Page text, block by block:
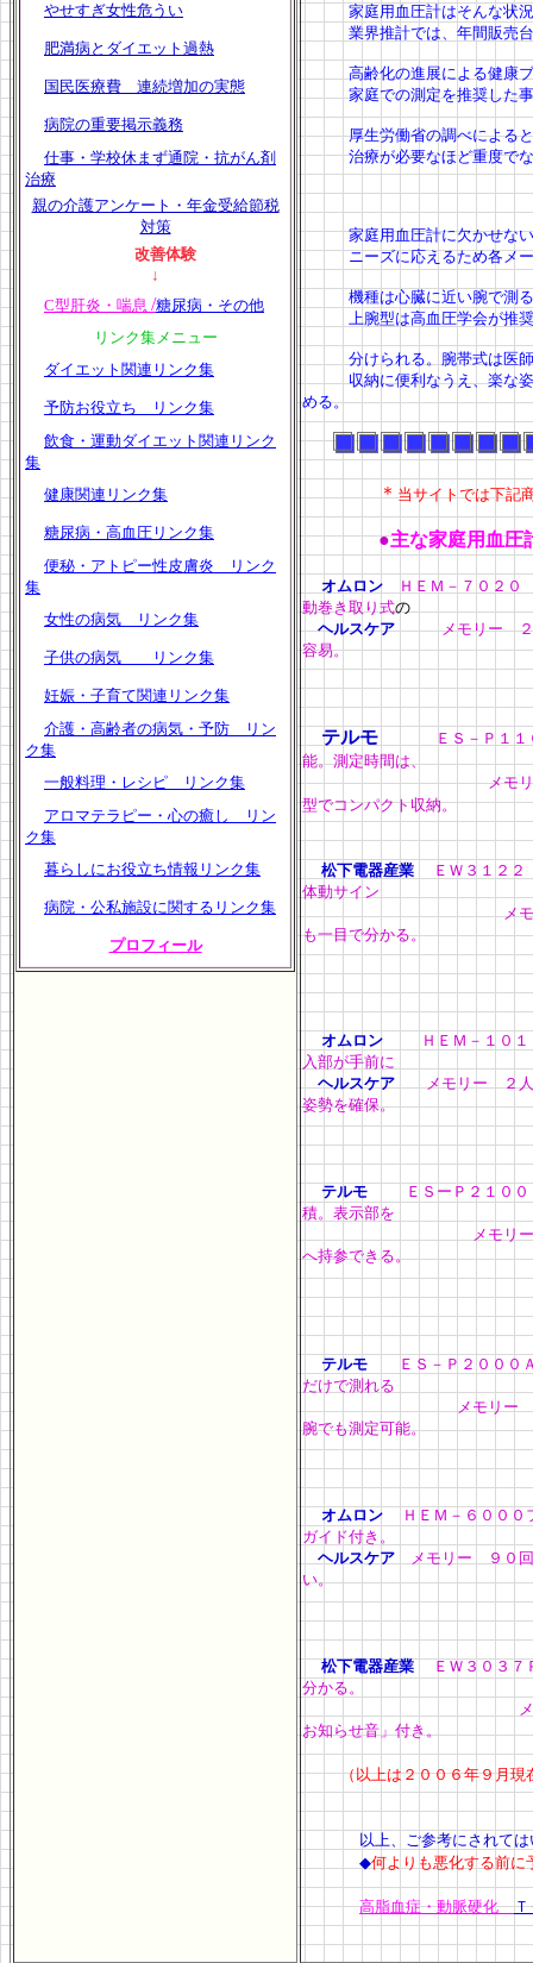
やせすぎ女性危うい
肥満病とダイエット過熱
国民医療費 連続増加の実態
病院の重要掲示義務
仕事・学校休まず通院・抗がん剤
治療
親の介護アンケート・年金受給節税
対策
改善体験
↓
C型肝炎・ 喘息 /糖尿病・その他
リンク集メニュー
ダイエット関連リンク集
予防お役立ち リンク集
飲食・運動ダイエット関連リンク
集
健康関連リンク集
糖尿病・高血圧リンク集
便秘・アトピー性皮膚炎 リンク
集
女性の病気 リンク集
子供の病気 リンク集
妊娠・子育て関連リンク集
介護・高齢者の病気・予防 リン
ク集
一般料理・レシピ リンク集
アロマテラピー・心の癒し リン
ク集
暮らしにお役立ち情報リンク集
病院・公私施設に関するリンク集
プロフィール
家庭用血圧計はそんな状況
業界推計では、年間販売台
高齢化の進展による健康
家庭での測定を推奨した事
厚生労働省の調べによると、
治療が必要なほど重度でなく
家庭用血圧計に欠かせない
ニーズに応えるため各メーカ
機種は心臓に近い腕で測る
上腕型は高血圧学会が推奨す
分けられる。腕帯式は医師の
収納に便利なうえ、楽な姿勢
める。
＊当サイトでは下記
●主な家庭用血圧
オムロン
ＨＥＭ－７
動巻き取り式の
ヘルスケア
メモリ
容易。
テルモ
ＥＳ－
能。測定時間は、
メモリー ーー
型でコンパクト収納。
松下電器産業
ＥＷ３
体動サイン
メモリー ２人×
も一目で分かる。
オムロン
ＨＥＭ－１
入部が手前に
ヘルスケアメモリー
姿勢を確保。
テルモ
ＥＳーＰ２
積。表示部を
メモリー ２人
へ持参できる。
テルモ
ＥＳ－Ｐ２
だけで測れる
メモリー －－
腕でも測定可能。
オムロン
ＨＥＭ－６０
ガイド付き。
ヘルスケア
メモリ
い。
松下電器産業
ＥＷ３０
分かる。
メモリー ９０
お知らせ音」付き。
（以上は２００６年９月現
以上、ご参考にされて
◆何よりも悪化する前に
高脂血症・動脈硬化Ｔ